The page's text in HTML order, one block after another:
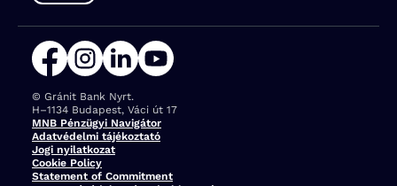
© Gránit Bank Nyrt.
Cím:
H–1134 Budapest, Váci út 17
MNB Pénzügyi Navigátor
Adatvédelmi tájékoztató
Jogi nyilatkozat
Cookie Policy
Statement of Commitment